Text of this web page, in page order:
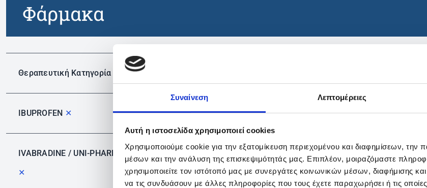
Συναίνεση Λεπτομέρειες
Αυτή η ιστοσελίδα χρησιμοποιεί cookies
Χρησιμοποιούμε cookie για την εξατομίκευση περιεχομένου και διαφημίσεων, την
μέσων και την ανάλυση της επισκεψιμότητάς μας. Επιπλέον, μοιραζόμαστε
χρησιμοποιείτε τον ιστότοπό μας με συνεργάτες κοινωνικών μέσων, διαφήμισης
να τις συνδυάσουν με άλλες πληροφορίες που τους έχετε παραχωρήσει ή τις
Φάρμακα
Θεραπευτική Κατηγορία
IBUPROFEN ✕
IVABRADINE / UNI-PHARMA
✕
Δεν βρέθηκαν προϊόντα